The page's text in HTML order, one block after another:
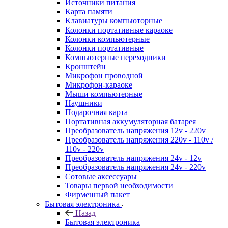
Источники питания
Карта памяти
Клавиатуры компьюторные
Колонки портативные караоке
Колонки компьютерные
Колонки портативные
Компьютерные переходники
Кронштейн
Микрофон проводной
Микрофон-караоке
Мыши компьютерные
Наушники
Подарочная карта
Портативная аккумуляторная батарея
Преобразователь напряжения 12v - 220v
Преобразователь напряжения 220v - 110v /
110v - 220v
Преобразователь напряжения 24v - 12v
Преобразователь напряжения 24v - 220v
Сотовые аксессуары
Товары первой необходимости
Фирменный пакет
Бытовая электроника
Назад
Бытовая электроника